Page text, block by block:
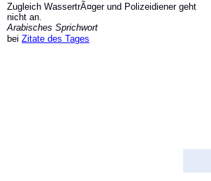
Zugleich WassertrÃ¤ger und Polizeidiener geht
nicht an.
Arabisches Sprichwort
bei Zitate des Tages